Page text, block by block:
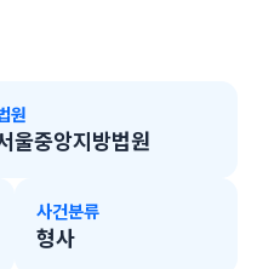
원
울중앙지방법원
사건분류
형사